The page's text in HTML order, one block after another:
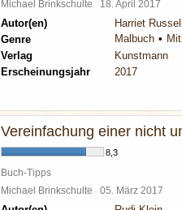
Michael Brinkschulte 18. April 2017
Autor(en)
Harriet Russell
Genre
Malbuch
Verlag
Kunstmann
Erscheinungsjahr
2017
Vereinfachung einer nicht
8,3
Buch-Tipps
Michael Brinkschulte 05. März 2017